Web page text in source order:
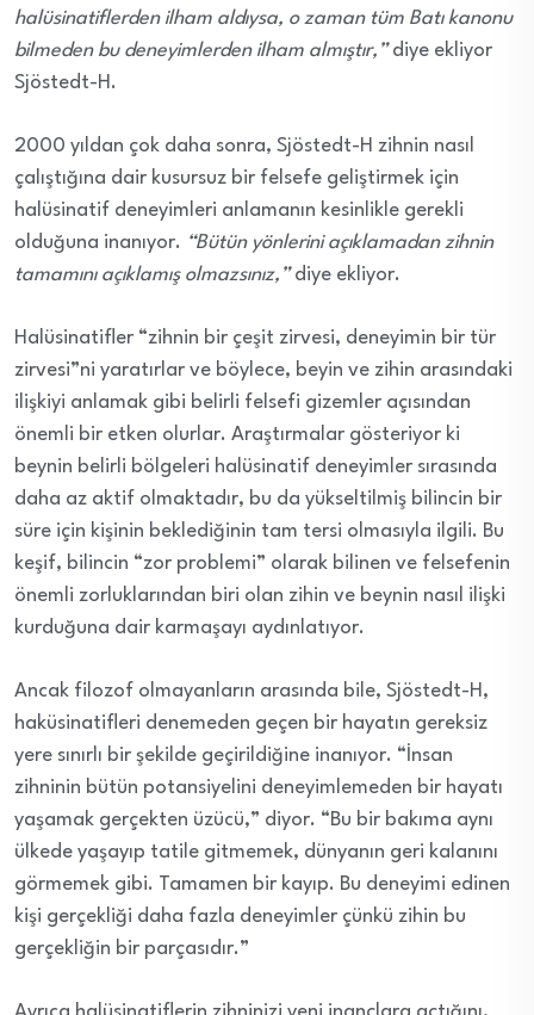
halüsinatiflerden ilham aldıysa, o zaman tüm Batı kanonu
bilmeden bu deneyimlerden ilham almıştır,”diye ekliyor
Sjöstedt-H.
2000 yıldan çok daha sonra, Sjöstedt-H zihnin nasıl
çalıştığına dair kusursuz bir felsefe geliştirmek için
halüsinatif deneyimleri anlamanın kesinlikle gerekli
olduğuna inanıyor. “Bütün yönlerini açıklamadan zihnin
tamamını açıklamış olmazsınız,”diye ekliyor.
Halüsinatifler “zihnin bir çeşit zirvesi, deneyimin bir tür
zirvesi”ni yaratırlar ve böylece, beyin ve zihin arasındaki
ilişkiyi anlamak gibi belirli felsefi gizemler açısından
önemli bir etken olurlar. Araştırmalar gösteriyor ki
beynin belirli bölgeleri halüsinatif deneyimler sırasında
daha az aktif olmaktadır, bu da yükseltilmiş bilincin bir
süre için kişinin beklediğinin tam tersi olmasıyla ilgili. Bu
keşif, bilincin “zor problemi” olarak bilinen ve felsefenin
önemli zorluklarından biri olan zihin ve beynin nasıl ilişki
kurduğuna dair karmaşayı aydınlatıyor.
Ancak filozof olmayanların arasında bile, Sjöstedt-H,
haküsinatifleri denemeden geçen bir hayatın gereksiz
yere sınırlı bir şekilde geçirildiğine inanıyor. “İnsan
zihninin bütün potansiyelini deneyimlemeden bir hayatı
yaşamak gerçekten üzücü,” diyor. “Bu bir bakıma aynı
ülkede yaşayıp tatile gitmemek, dünyanın geri kalanını
görmemek gibi. Tamamen bir kayıp. Bu deneyimi edinen
kişi gerçekliği daha fazla deneyimler çünkü zihin bu
gerçekliğin bir parçasıdır.”